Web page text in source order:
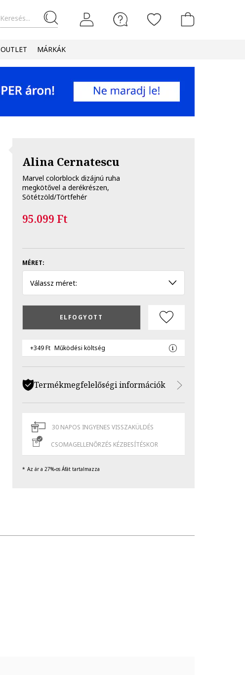
Keresés...
OUTLET MÁRKÁK
Alina Cernatescu
Marvel colorblock dizájnú ruha
megkötővel a derékrészen,
Sötétzöld/Törtfehér
95.099 Ft
MÉRET:
Válassz méret:
ELFOGYOTT
+349 Ft Működési költség
Termékmegfelelőségi információk
30 NAPOS INGYENES VISSZAKÜLDÉS
CSOMAGELLENŐRZÉS KÉZBESÍTÉSKOR
Az ár a 27%-os Áfát tartalmazza